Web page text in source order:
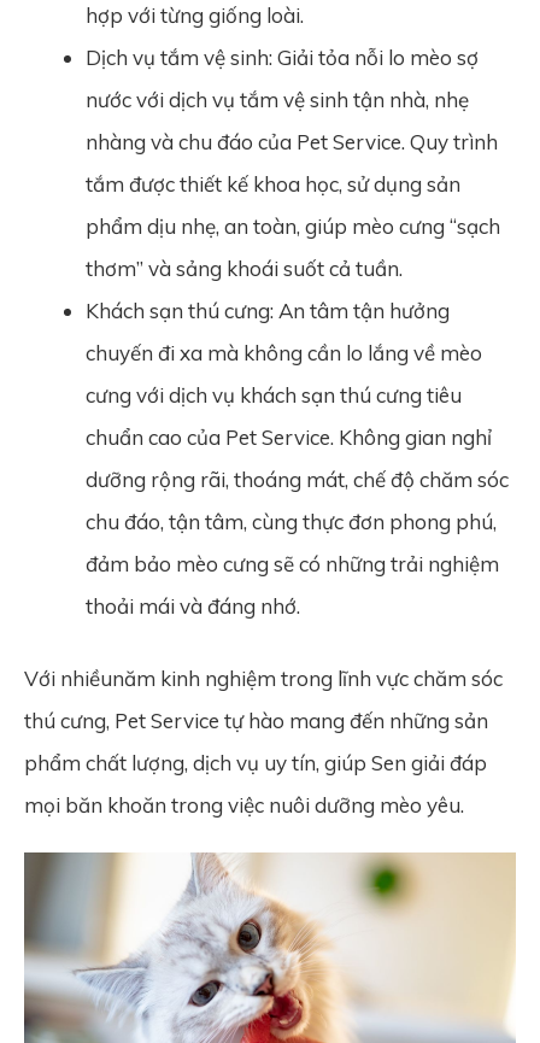
hợp với từng giống loài.
Dịch vụ tắm vệ sinh: Giải tỏa nỗi lo mèo sợ
nước với dịch vụ tắm vệ sinh tận nhà, nhẹ
nhàng và chu đáo của Pet Service. Quy trình
tắm được thiết kế khoa học, sử dụng sản
phẩm dịu nhẹ, an toàn, giúp mèo cưng “sạch
thơm” và sảng khoái suốt cả tuần.
Khách sạn thú cưng: An tâm tận hưởng
chuyến đi xa mà không cần lo lắng về mèo
cưng với dịch vụ khách sạn thú cưng tiêu
chuẩn cao của Pet Service. Không gian nghỉ
dưỡng rộng rãi, thoáng mát, chế độ chăm sóc
chu đáo, tận tâm, cùng thực đơn phong phú,
đảm bảo mèo cưng sẽ có những trải nghiệm
thoải mái và đáng nhớ.
Với nhiềunăm kinh nghiệm trong lĩnh vực chăm sóc
thú cưng, Pet Service tự hào mang đến những sản
phẩm chất lượng, dịch vụ uy tín, giúp Sen giải đáp
mọi băn khoăn trong việc nuôi dưỡng mèo yêu.